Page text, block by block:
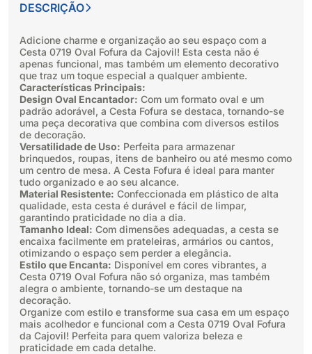
DESCRIÇÃO
Adicione charme e organização ao seu espaço com a
Cesta 0719 Oval Fofura da Cajovil! Esta cesta não é
apenas funcional, mas também um elemento decorativo
que traz um toque especial a qualquer ambiente.
Características Principais:
Design Oval Encantador: Com um formato oval e um
padrão adorável, a Cesta Fofura se destaca, tornando-se
uma peça decorativa que combina com diversos estilos
de decoração.
Versatilidade de Uso: Perfeita para armazenar
brinquedos, roupas, itens de banheiro ou até mesmo como
um centro de mesa. A Cesta Fofura é ideal para manter
tudo organizado e ao seu alcance.
Material Resistente: Confeccionada em plástico de alta
qualidade, esta cesta é durável e fácil de limpar,
garantindo praticidade no dia a dia.
Tamanho Ideal: Com dimensões adequadas, a cesta se
encaixa facilmente em prateleiras, armários ou cantos,
otimizando o espaço sem perder a elegância.
Estilo que Encanta: Disponível em cores vibrantes, a
Cesta 0719 Oval Fofura não só organiza, mas também
alegra o ambiente, tornando-se um destaque na
decoração.
Organize com estilo e transforme sua casa em um espaço
mais acolhedor e funcional com a Cesta 0719 Oval Fofura
da Cajovil! Perfeita para quem valoriza beleza e
praticidade em cada detalhe.